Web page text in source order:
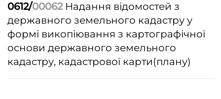
0612/00062Надання відомостей з
державного земельного кадастру у
формі викопіювання з картографічної
основи державного земельного
кадастру, кадастрової карти(плану)